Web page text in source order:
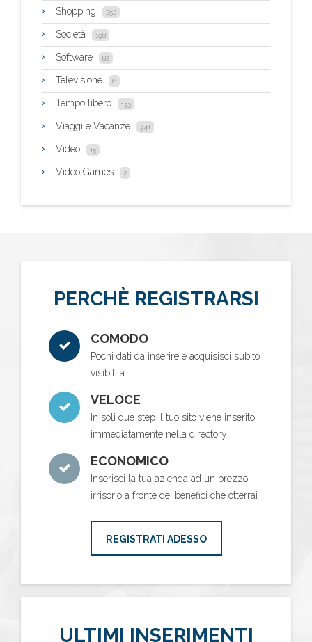
Shopping 252
Società 198
Software 82
Televisione 6
Tempo libero 133
Viaggi e Vacanze 341
Video 15
Video Games 2
PERCHÈ REGISTRARSI
COMODO
Pochi dati da inserire e acquisisci subito
visibilità
VELOCE
In soli due step il tuo sito viene inserito
immediatamente nella directory
ECONOMICO
Inserisci la tua azienda ad un prezzo
irrisorio a fronte dei benefici che otterrai
REGISTRATI ADESSO
ULTIMI INSERIMENTI